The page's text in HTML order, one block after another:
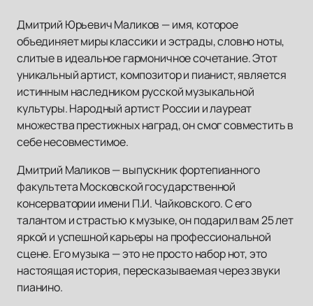
Дмитрий Юрьевич Маликов — имя, которое
объединяет миры классики и эстрады, словно ноты,
слитые в идеальное гармоничное сочетание. Этот
уникальный артист, композитор и пианист, является
истинным наследником русской музыкальной
культуры. Народный артист России и лауреат
множества престижных наград, он смог совместить в
себе несовместимое.
Дмитрий Маликов — выпускник фортепианного
факультета Московской государственной
консерватории имени П.И. Чайковского. С его
талантом и страстью к музыке, он подарил вам 25 лет
яркой и успешной карьеры на профессиональной
сцене. Его музыка — это не просто набор нот, это
настоящая история, пересказываемая через звуки
пианино.